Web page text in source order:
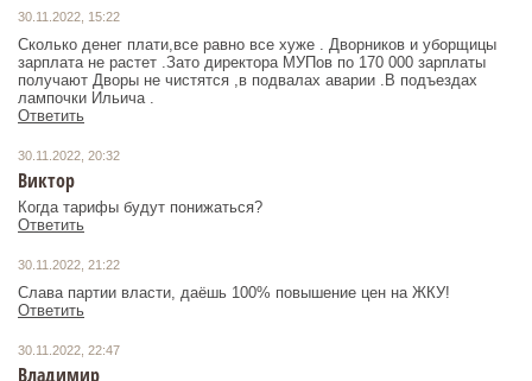
30.11.2022, 15:22
Сколько денег плати,все равно все хуже . Дворников и уборщицы
зарплата не растет .Зато директора МУПов по 170 000 зарплаты
получают Дворы не чистятся ,в подвалах аварии .В подъездах
лампочки Ильича .
Ответить
30.11.2022, 20:32
Виктор
Когда тарифы будут понижаться?
Ответить
30.11.2022, 21:22
Слава партии власти, даёшь 100% повышение цен на ЖКУ!
Ответить
30.11.2022, 22:47
Владимир